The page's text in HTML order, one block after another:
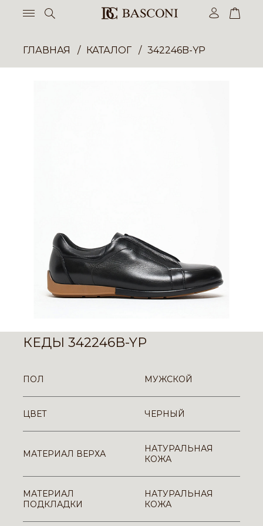
ГЛАВНАЯ КАТАЛОГ 342246B-YP
КЕДЫ 342246B-YP
ПОЛ МУЖСКОЙ
ЦВЕТ ЧЕРНЫЙ
МАТЕРИАЛ ВЕРХА
НАТУРАЛЬНАЯ
КОЖА
МАТЕРИАЛ
ПОДКЛАДКИ
НАТУРАЛЬНАЯ
КОЖА